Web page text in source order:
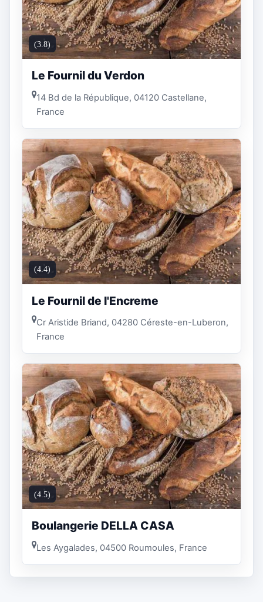
(3.8)
Le Fournil du Verdon
14 Bd de la République, 04120 Castellane,
France
(4.4)
Le Fournil de l'Encreme
Cr Aristide Briand, 04280 Céreste-en-Luberon,
France
(4.5)
Boulangerie DELLA CASA
Les Aygalades, 04500 Roumoules, France